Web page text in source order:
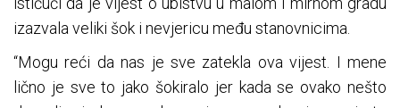
izazvala veliki šok i nevjericu među stanovnicima.
“Mogu reći da nas je sve zatekla ova vijest. I mene
lično je sve to jako šokiralo jer kada se ovako nešto